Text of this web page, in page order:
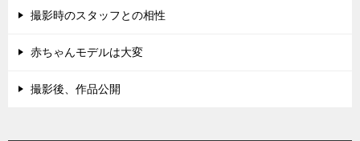
撮影時のスタッフとの相性
赤ちゃんモデルは大変
撮影後、作品公開